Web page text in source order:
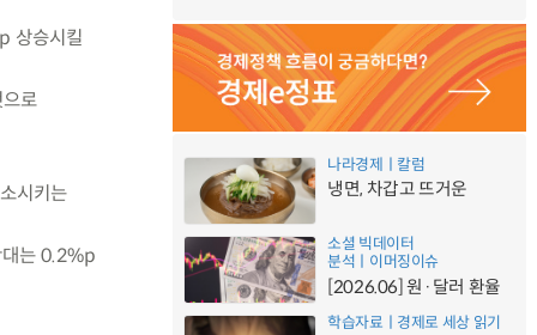
상승시킬
로
시키는
대는 0.2%p
나라경제ㅣ칼럼
냉면, 차갑고 뜨거운
소셜 빅데이터
분석ㅣ이머징이슈
[2026.06] 원·달러 환율
학습자료ㅣ경제로 세상 읽기